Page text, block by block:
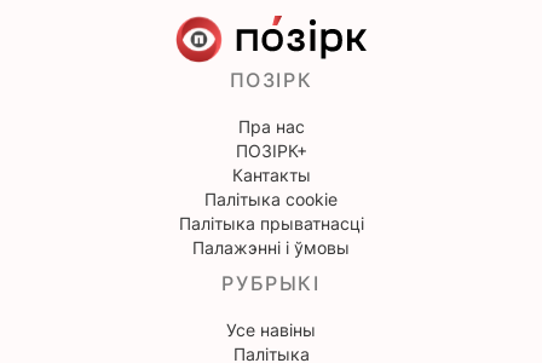
ПОЗІРК
Пра нас
ПОЗІРК+
Кантакты
Палітыка cookie
Палітыка прыватнасці
Палажэнні і ўмовы
РУБРЫКІ
Усе навіны
Палітыка